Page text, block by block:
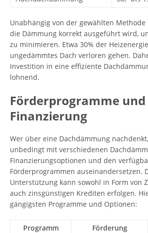
Unabhängig von der gewählten Methode
die Dämmung korrekt ausgeführt wird,
zu minimieren. Etwa 30% der
ungedämmtes Dach verloren gehen.
Investition in eine effiziente
lohnend.
Förderprogramme und
Finanzierung
Wer über eine Dachdämmung
unbedingt mit verschiedenen
Finanzierungsoptionen und den
Förderprogrammen auseinandersetzen.
Unterstützung kann sowohl in Form von
auch zinsgünstigen Krediten erfolgen.
gängigsten Programme und Optionen:
Programm Förderung